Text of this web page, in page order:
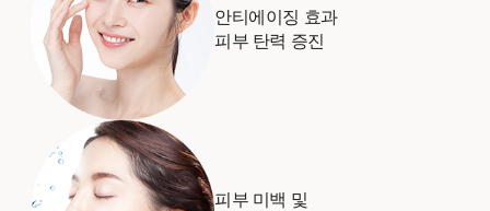
안티에이징 효과
피부 탄력 증진
피부 미백 및